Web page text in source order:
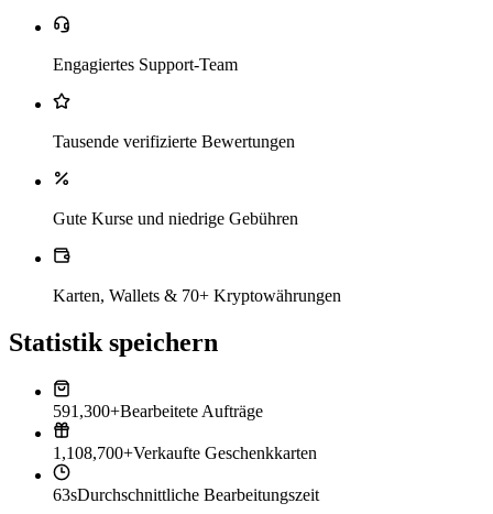
Engagiertes Support-Team
Tausende verifizierte Bewertungen
Gute Kurse und niedrige Gebühren
Karten, Wallets & 70+ Kryptowährungen
Statistik speichern
591,300+Bearbeitete Aufträge
1,108,700+Verkaufte Geschenkkarten
63sDurchschnittliche Bearbeitungszeit